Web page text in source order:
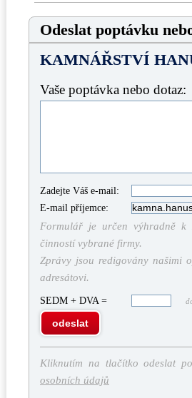
Odeslat poptávku
KAMNÁŘSTVÍ
Vaše poptávka nebo dotaz:
Zadejte Váš e-mail:
E-mail příjemce:
Formulář je určen výhradně k
činností vybrané firmy.
Zprávy jsou redigovány našimi
adresátovi.
SEDM + DVA =
odeslat
Kliknutím na tlačítko odeslat
osobních údajů